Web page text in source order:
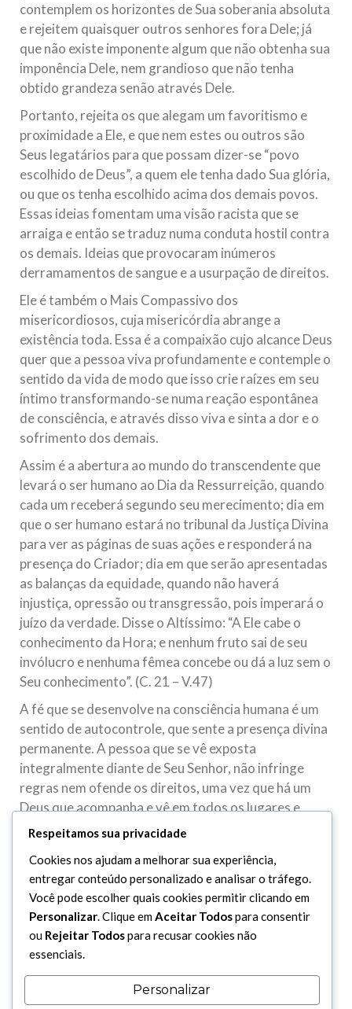
contemplem os horizontes de Sua soberania absoluta
e rejeitem quaisquer outros senhores fora Dele; já
que não existe imponente algum que não obtenha sua
imponência Dele, nem grandioso que não tenha
obtido grandeza senão através Dele.
Portanto, rejeita os que alegam um favoritismo e
proximidade a Ele, e que nem estes ou outros são
Seus legatários para que possam dizer-se “povo
escolhido de Deus”, a quem ele tenha dado Sua glória,
ou que os tenha escolhido acima dos demais povos.
Essas ideias fomentam uma visão racista que se
arraiga e então se traduz numa conduta hostil contra
os demais. Ideias que provocaram inúmeros
derramamentos de sangue e a usurpação de direitos.
Ele é também o Mais Compassivo dos
misericordiosos, cuja misericórdia abrange a
existência toda. Essa é a compaixão cujo alcance Deus
quer que a pessoa viva profundamente e contemple o
sentido da vida de modo que isso crie raízes em seu
íntimo transformando-se numa reação espontânea
de consciência, e através disso viva e sinta a dor e o
sofrimento dos demais.
Assim é a abertura ao mundo do transcendente que
levará o ser humano ao Dia da Ressurreição, quando
cada um receberá segundo seu merecimento; dia em
que o ser humano estará no tribunal da Justiça Divina
para ver as páginas de suas ações e responderá na
presença do Criador; dia em que serão apresentadas
as balanças da equidade, quando não haverá
injustiça, opressão ou transgressão, pois imperará o
juízo da verdade. Disse o Altíssimo: “A Ele cabe o
conhecimento da Hora; e nenhum fruto sai de seu
invólucro e nenhuma fêmea concebe ou dá a luz sem o
Seu conhecimento”. (C. 21 – V.47)
A fé que se desenvolve na consciência humana é um
sentido de autocontrole, que sente a presença divina
permanente. A pessoa que se vê exposta
integralmente diante de Seu Senhor, não infringe
regras nem ofende os direitos, uma vez que há um
Deus que acompanha e vê em todos os lugares e
conhece o que ocorre no coração e habita a mente.
disse:
“Criamos o homem e sabemos o que a sua alma lhe
confidencia; e Nós estamos mais próximos dele do
que a (sua) artéria jugular”. (C. 50 – V.16)
“No dia em que cada alma se deparar com todo bem
que tiver feito e com todo mal que tiver cometido,
desejará que haja uma grande distância entre ela e
Respeitamos sua privacidade
Cookies nos ajudam a melhorar sua experiência,
entregar conteúdo personalizado e analisar o tráfego.
Você pode escolher quais cookies permitir clicando em
Personalizar. Clique emAceitar Todospara consentir
ou Rejeitar Todospara recusar cookies não
essenciais.
Personalizar